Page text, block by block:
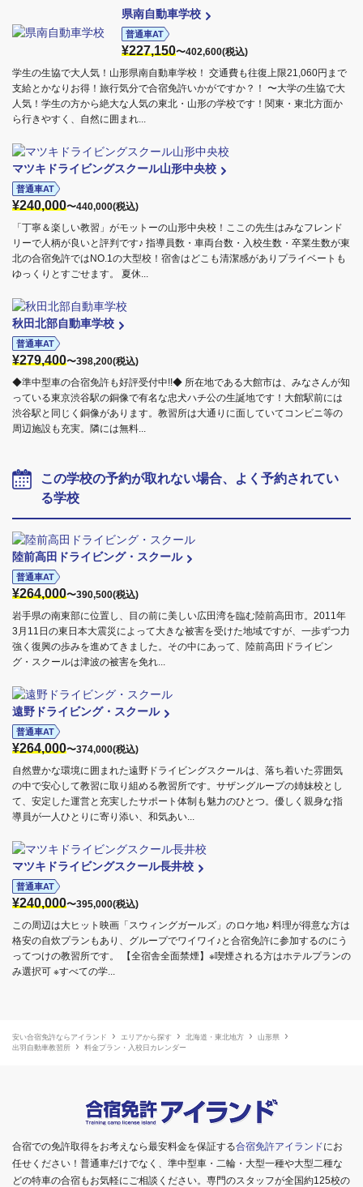
県南自動車学校
普通車AT
¥227,150〜402,600(税込)
学生の生協で大人気！山形県南自動車学校！ 交通費も往復上限21,060円まで
支給とかなりお得！旅行気分で合宿免許いかがですか？！ 〜大学の生協で大
人気！学生の方から絶大な人気の東北・山形の学校です！関東・東北方面か
ら行きやすく、自然に囲まれ...
マツキドライビングスクール山形中央校
普通車AT
¥240,000〜440,000(税込)
「丁寧＆楽しい教習」がモットーの山形中央校！ここの先生はみなフレンド
リーで人柄が良いと評判です♪ 指導員数・車両台数・入校生数・卒業生数が東
北の合宿免許ではNO.1の大型校！宿舎はどこも清潔感がありプライベートも
ゆっくりとすごせます。 夏休...
秋田北部自動車学校
普通車AT
¥279,400〜398,200(税込)
◆準中型車の合宿免許も好評受付中!!◆ 所在地である大館市は、みなさんが知
っている東京渋谷駅の銅像で有名な忠犬ハチ公の生誕地です！大館駅前には
渋谷駅と同じく銅像があります。教習所は大通りに面していてコンビニ等の
周辺施設も充実。隣には無料...
この学校の予約が取れない場合、よく予約されてい
る学校
陸前高田ドライビング・スクール
普通車AT
¥264,000〜390,500(税込)
岩手県の南東部に位置し、目の前に美しい広田湾を臨む陸前高田市。2011年
3月11日の東日本大震災によって大きな被害を受けた地域ですが、一歩ずつ力
強く復興の歩みを進めてきました。その中にあって、陸前高田ドライビン
グ・スクールは津波の被害を免れ...
遠野ドライビング・スクール
普通車AT
¥264,000〜374,000(税込)
自然豊かな環境に囲まれた遠野ドライビングスクールは、落ち着いた雰囲気
の中で安心して教習に取り組める教習所です。サザングループの姉妹校とし
て、安定した運営と充実したサポート体制も魅力のひとつ。優しく親身な指
導員が一人ひとりに寄り添い、和気あい...
マツキドライビングスクール長井校
普通車AT
¥240,000〜395,000(税込)
この周辺は大ヒット映画「スウィングガールズ」のロケ地♪ 料理が得意な方は
格安の自炊プランもあり、グループでワイワイ♪と合宿免許に参加するのにう
ってつけの教習所です。 【全宿舎全面禁煙】※喫煙される方はホテルプランの
み選択可 ※すべての学...
安い合宿免許ならアイランド エリアから探す 北海道・東北地方
山形県
出羽自動車教習所
料金プラン・入校日カレンダー
合宿での免許取得をお考えなら最安料金を保証する合宿免許アイランドにお
任せください！普通車だけでなく、準中型車・二輪・大型一種や大型二種な
どの特車の合宿もお気軽にご相談ください。専門のスタッフが全国約125校の